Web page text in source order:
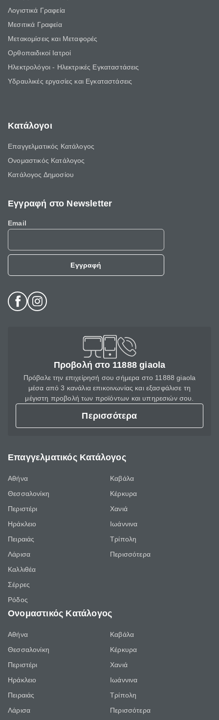
Λογιστικά Γραφεία
Μεσιτικά Γραφεία
Μετακομίσεις και Μεταφορές
Ορθοπαιδικοί Ιατροί
Ηλεκτρολόγοι - Ηλεκτρικές Εγκαταστάσεις
Υδραυλικές εργασίες και Εγκαταστάσεις
Κατάλογοι
Επαγγελματικός Κατάλογος
Ονομαστικός Κατάλογος
Κατάλογος Δημοσίου
Εγγραφή στο Newsletter
Email
Εγγραφή
Προβολή στο 11888 giaola
Πρόβαλε την επιχείρησή σου σήμερα στο 11888 giaola
μέσα από 3 κανάλια επικοινωνίας και εξασφάλισε τη
μέγιστη προβολή των προϊόντων και υπηρεσιών σου.
Περισσότερα
Επαγγελματικός Κατάλογος
Αθήνα
Θεσσαλονίκη
Περιστέρι
Ηράκλειο
Πειραιάς
Λάρισα
Καλλιθέα
Σέρρες
Ρόδος
Καβάλα
Κέρκυρα
Χανιά
Ιωάννινα
Τρίπολη
Περισσότερα
Ονομαστικός Κατάλογος
Αθήνα
Θεσσαλονίκη
Περιστέρι
Ηράκλειο
Πειραιάς
Λάρισα
Καβάλα
Κέρκυρα
Χανιά
Ιωάννινα
Τρίπολη
Περισσότερα